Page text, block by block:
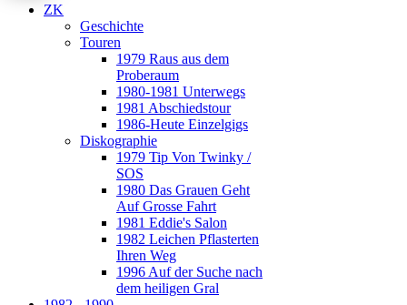
ZK
Geschichte
Touren
1979 Raus aus dem
Proberaum
1980-1981 Unterwegs
1981 Abschiedstour
1986-Heute Einzelgigs
Diskographie
1979 Tip Von Twinky /
SOS
1980 Das Grauen Geht
Auf Grosse Fahrt
1981 Eddie's Salon
1982 Leichen Pflasterten
Ihren Weg
1996 Auf der Suche nach
dem heiligen Gral